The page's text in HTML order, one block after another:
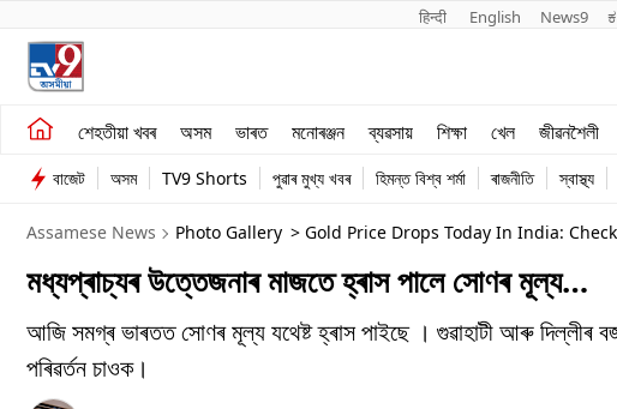
हिन्दी English News9
শেহতীয়া খবৰ অসম ভাৰত মনোৰঞ্জন ব্যৱসায় শিক্ষা খেল জীৱনশৈলী
শেহতীয়া খবৰ
অসম
ভাৰত
ব্যৱসায়
বাজেট অসম TV9 Shorts পুৱাৰ মুখ্য খবৰ হিমন্ত বিশ্ব শৰ্মা ৰাজনীতি স্বাস্থ্য
Assamese News Photo Gallery > Gold Price Drops Today In India:
মধ্যপ্ৰাচ্যৰ উত্তেজনাৰ মাজতে হ্ৰাস পালে সোণৰ মূল্য…
আজি সমগ্ৰ ভাৰতত সোণৰ মূল্য যথেষ্ট হ্ৰাস পাইছে । গুৱাহাটী আৰু
পৰিৱৰ্তন চাওক।